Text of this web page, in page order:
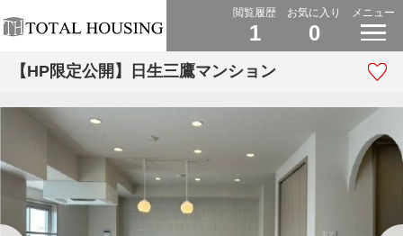
閲覧履歴
1
お気に入り
0
メニュー
【HP限定公開】日生三鷹マンション